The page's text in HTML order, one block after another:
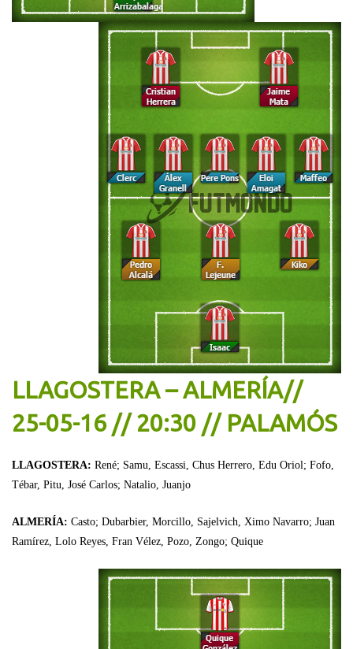
LLAGOSTERA – ALMERÍA//
25-05-16 // 20:30 // PALAMÓS
LLAGOSTERA: René; Samu, Escassi, Chus Herrero, Edu Oriol; Fofo,
Tébar, Pitu, José Carlos; Natalio, Juanjo
ALMERÍA: Casto; Dubarbier, Morcillo, Sajelvich, Ximo Navarro; Juan
Ramírez, Lolo Reyes, Fran Vélez, Pozo, Zongo; Quique